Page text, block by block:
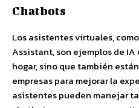
Chatbots
Los asistentes virtuales,
Assistant, son ejemplos de
hogar, sino que también
empresas para mejorar la
asistentes pueden manejar